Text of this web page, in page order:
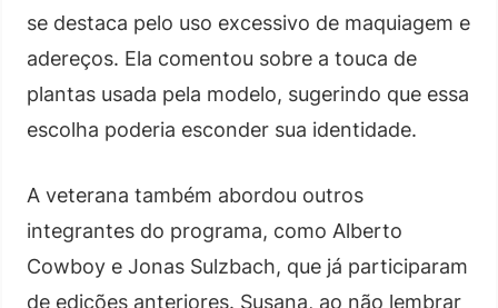
se destaca pelo uso excessivo de maquiagem e
adereços. Ela comentou sobre a touca de
plantas usada pela modelo, sugerindo que essa
escolha poderia esconder sua identidade.
A veterana também abordou outros
integrantes do programa, como Alberto
Cowboy e Jonas Sulzbach, que já participaram
de edições anteriores. Susana, ao não lembrar